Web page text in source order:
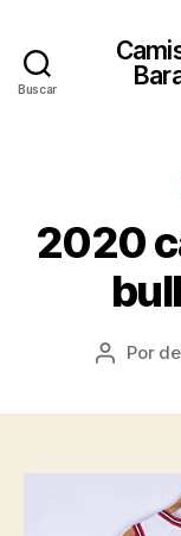
Buscar
2020
Autor
Por